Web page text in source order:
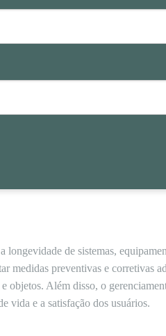
de sistemas,
medidas preventivas e corretivas
objetos. Além disso, o
vida e a satisfação dos usuários.